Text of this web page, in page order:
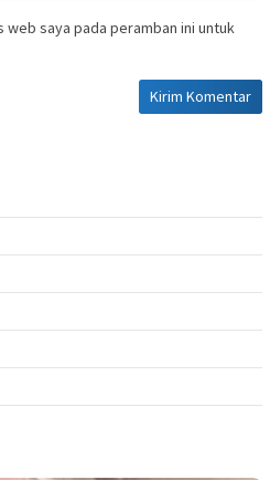
web saya pada peramban ini untuk